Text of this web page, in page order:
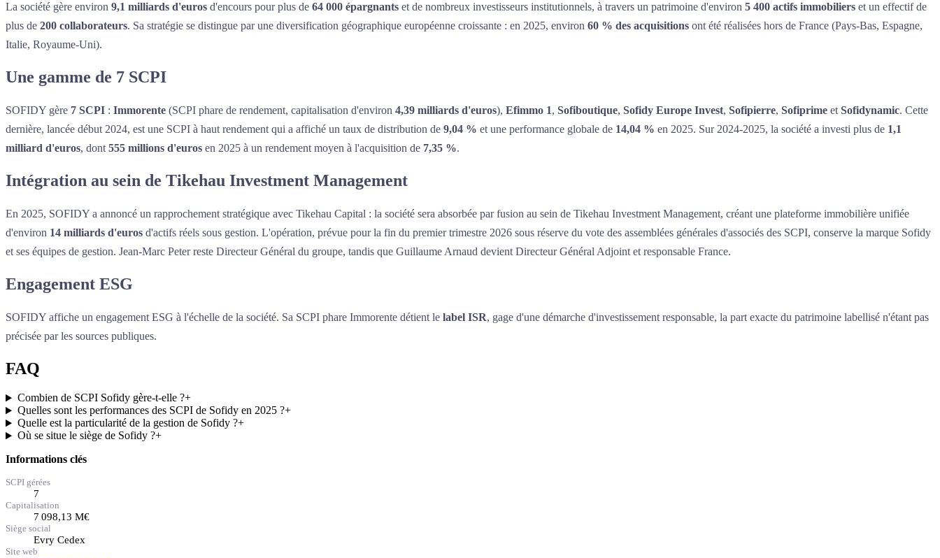
La société gère environ 9,1 milliards d'euros d'encours pour plus de 64 000 épargnants et de nombreux investisseurs institutionnels, à travers un patrimoine d'environ 5 400 actifs immobiliers et un effectif de
plus de 200 collaborateurs. Sa stratégie se distingue par une diversification géographique européenne croissante : en 2025, environ 60 % des acquisitions ont été réalisées hors de France (Pays-Bas, Espagne,
Italie, Royaume-Uni).
Une gamme de 7 SCPI
SOFIDY gère 7 SCPI : Immorente (SCPI phare de rendement, capitalisation d'environ 4,39 milliards d'euros), Efimmo 1, Sofiboutique, Sofidy Europe Invest, Sofipierre, Sofiprime et Sofidynamic. Cette
dernière, lancée début 2024, est une SCPI à haut rendement qui a affiché un taux de distribution de 9,04 % et une performance globale de 14,04 % en 2025. Sur 2024-2025, la société a investi plus de 1,1
milliard d'euros, dont 555 millions d'euros en 2025 à un rendement moyen à l'acquisition de 7,35 %.
Intégration au sein de Tikehau Investment Management
En 2025, SOFIDY a annoncé un rapprochement stratégique avec Tikehau Capital : la société sera absorbée par fusion au sein de Tikehau Investment Management, créant une plateforme immobilière unifiée
d'environ 14 milliards d'euros d'actifs réels sous gestion. L'opération, prévue pour la fin du premier trimestre 2026 sous réserve du vote des assemblées générales d'associés des SCPI, conserve la marque Sofidy
et ses équipes de gestion. Jean-Marc Peter reste Directeur Général du groupe, tandis que Guillaume Arnaud devient Directeur Général Adjoint et responsable France.
Engagement ESG
SOFIDY affiche un engagement ESG à l'échelle de la société. Sa SCPI phare Immorente détient le label ISR, gage d'une démarche d'investissement responsable, la part exacte du patrimoine labellisé n'étant pas
précisée par les sources publiques.
FAQ
Combien de SCPI Sofidy gère-t-elle ?+
Quelles sont les performances des SCPI de Sofidy en 2025 ?+
Quelle est la particularité de la gestion de Sofidy ?+
Où se situe le siège de Sofidy ?+
Informations clés
SCPI gérées
7
Capitalisation
7 098,13 M€
Siège social
Evry Cedex
Site web